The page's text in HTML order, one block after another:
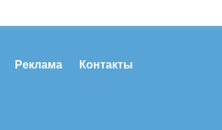
Реклама Контакты